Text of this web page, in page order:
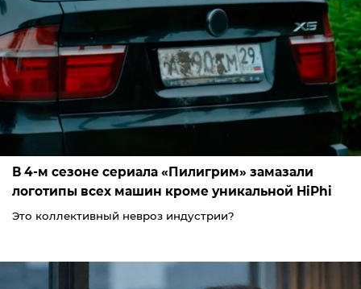
В 4-м сезоне сериала «Пилигрим» замазали
логотипы всех машин кроме уникальной HiPhi
Это коллективный невроз индустрии?